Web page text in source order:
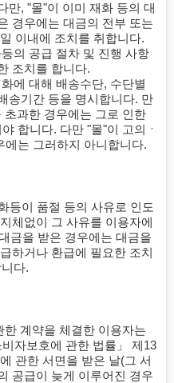
만, "몰"이 이미 재화 등의 대
경우에는 대금의 전부 또는
이내에 조치를 취합니다.
의 공급 절차 및 진행 사항
조치를 합니다.
에 대해 배송수단, 수단별
송기간 등을 명시합니다. 만
초과한 경우에는 그로 인한
합니다. 다만 "몰"이 고의ㆍ
는 그러하지 아니합니다.
등이 품절 등의 사유로 인도
체없이 그 사유를 이용자에
금을 받은 경우에는 대금을
하거나 환급에 필요한 조치
다.
계약을 체결한 이용자는
비자보호에 관한 법률」 제13
관한 서면을 받은 날(그 서
공급이 늦게 이루어진 경우